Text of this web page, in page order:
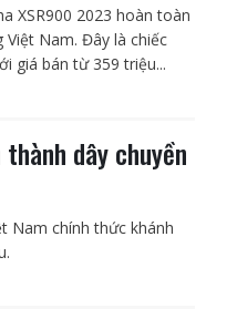
XSR900 2023 hoàn toàn
Nam. Đây là chiếc
giá bán từ 359 triệu...
dây chuyền
Nam chính thức khánh